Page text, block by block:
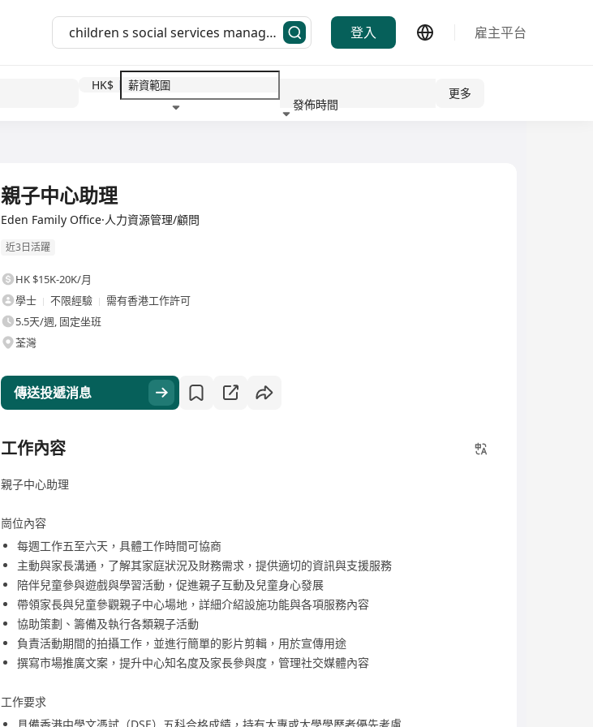
登入 雇主平台
HK$
發佈時間
更多
親子中心助理
Eden Family Office·人力資源管理/顧問
近3日活躍
HK $15K-20K/月
學士
不限經驗
需有香港工作許可
5.5天/週, 固定坐班
荃灣
傳送投遞消息
工作內容
親子中心助理
崗位內容
每週工作五至六天，具體工作時間可協商
主動與家長溝通，了解其家庭狀況及財務需求，提供適切的資訊與支援服務
陪伴兒童參與遊戲與學習活動，促進親子互動及兒童身心發展
帶領家長與兒童參觀親子中心場地，詳細介紹設施功能與各項服務內容
協助策劃、籌備及執行各類親子活動
負責活動期間的拍攝工作，並進行簡單的影片剪輯，用於宣傳用途
撰寫市場推廣文案，提升中心知名度及家長參與度，管理社交媒體內容
工作要求